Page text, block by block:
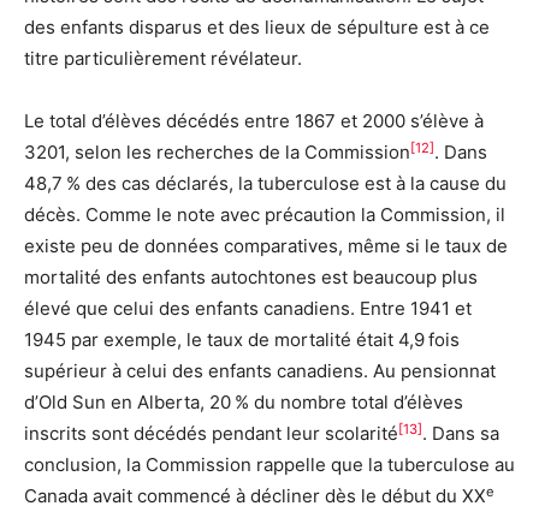
des enfants disparus et des lieux de sépulture est à ce
titre particulièrement révélateur.
Le total d’élèves décédés entre 1867 et 2000 s’élève à
3201, selon les recherches de la Commission[12]. Dans
48,7 % des cas déclarés, la tuberculose est à la cause du
décès. Comme le note avec précaution la Commission, il
existe peu de données comparatives, même si le taux de
mortalité des enfants autochtones est beaucoup plus
élevé que celui des enfants canadiens. Entre 1941 et
1945 par exemple, le taux de mortalité était 4,9 fois
supérieur à celui des enfants canadiens. Au pensionnat
d’Old Sun en Alberta, 20 % du nombre total d’élèves
inscrits sont décédés pendant leur scolarité[13]. Dans sa
conclusion, la Commission rappelle que la tuberculose au
Canada avait commencé à décliner dès le début du XXe